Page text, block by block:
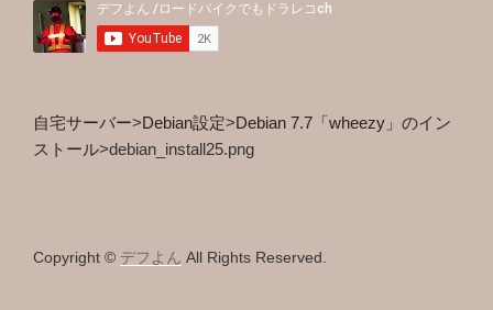
自宅サーバー>Debian設定>Debian 7.7「wheezy」のイン
ストール>debian_install25.png
Copyright © デフよん All Rights Reserved.